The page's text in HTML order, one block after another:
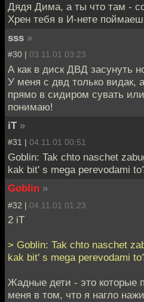
Дядя Дима, а ты что там -
Хрен тебя в И-нете
sss »
#30 | 03.11.01 03:23
А как в диск ДВД засунуть
У меня с двд только видак,
прямо в сидиром сувать
понимаю!
iT »
#31 | 04.11.01 00:51
Goblin: Tak chto naschet
kak bit' s mega perevodami
Goblin »
#32 | 04.11.01 01:23
2 iT
> Goblin: Tak chto naschet
kak bit' s mega perevodami
Жадные дети - это которые
меня в том, что я нагло